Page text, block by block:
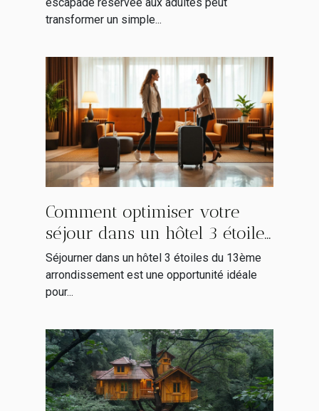
transformer un simple...
Comment optimiser votre
séjour dans un hôtel 3 étoiles
du 13ème arrondissement ?
Séjourner dans un hôtel 3 étoiles du 13ème
arrondissement est une opportunité idéale
pour...